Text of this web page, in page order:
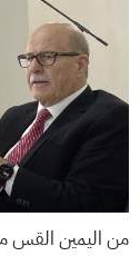
من اليمين القس